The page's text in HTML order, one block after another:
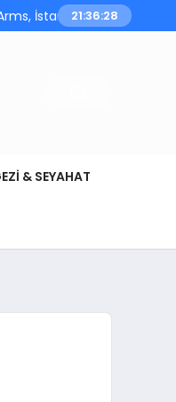
İstanbul Prohunt
21:36:28
& SEYAHAT